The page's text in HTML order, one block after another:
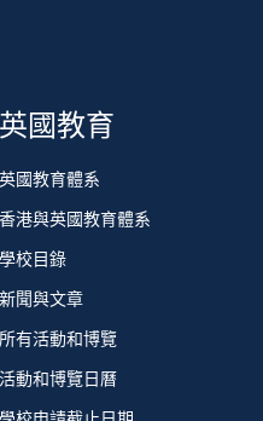
英國教育
英國教育體系
香港與英國教育體系
學校目錄
新聞與文章
所有活動和博覽
活動和博覽日曆